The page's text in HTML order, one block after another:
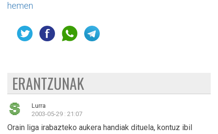
hemen
ERANTZUNAK
Lurra
2003-05-29 : 21:07
Orain liga irabazteko aukera handiak dituela, kontuz ibil